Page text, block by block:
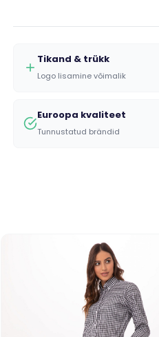
Tikand & trükk
Logo lisamine võimalik
Euroopa kvaliteet
Tunnustatud brändid